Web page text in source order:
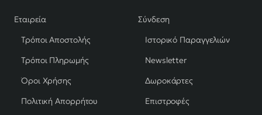
Εταιρεία
Τρόποι Αποστολής
Τρόποι Πληρωμής
Όροι Χρήσης
Πολιτική Απορρήτου
Σύνδεση
Ιστορικό Παραγγελιών
Newsletter
Δωροκάρτες
Επιστροφές